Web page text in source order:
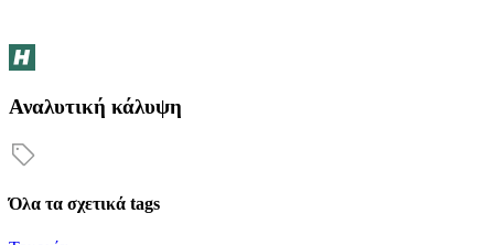
Αναλυτική κάλυψη
Όλα τα σχετικά tags